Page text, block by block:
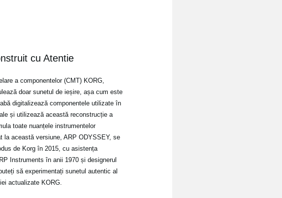
cu Atentie
a componentelor (CMT) KORG,
doar sunetul de ieșire, așa cum este
digitalizează componentele utilizate în
și utilizează această reconstrucție a
toate nuanțele instrumentelor
la această versiune, ARP ODYSSEY, se
de Korg în 2015, cu asistența
Instruments în anii 1970 și designerul
să experimentați sunetul autentic al
actualizate KORG.